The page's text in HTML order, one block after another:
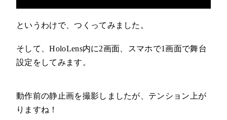
というわけで、つくってみました。
そして、HoloLens内に2画面、スマホで1画面で舞台
設定をしてみます。
動作前の静止画を撮影しましたが、テンション上が
りますね！